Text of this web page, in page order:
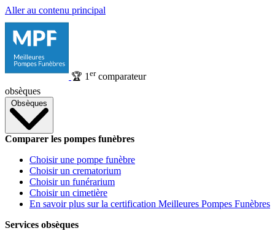
Aller au contenu principal
🏆 1 ercomparateur
obsèques
Obsèques
Comparer les pompes funèbres
Choisir une pompe funèbre
Choisir un crematorium
Choisir un funérarium
Choisir un cimetière
En savoir plus sur la certification Meilleures Pompes Funèbres
Services obsèques